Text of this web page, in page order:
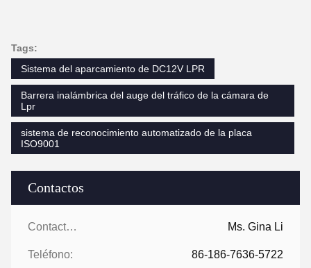
Contactos
Contactos: Ms. Gina Li
Teléfono: 86-186-7636-5722
Tags:
Sistema del aparcamiento de DC12V LPR
Barrera inalámbrica del auge del tráfico de la cámara de
Lpr
sistema de reconocimiento automatizado de la placa
ISO9001